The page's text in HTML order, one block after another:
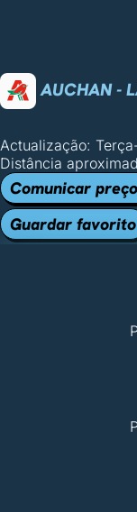
AUCHAN -
Actualização:
Distância
Comunicar
Guardar favorito